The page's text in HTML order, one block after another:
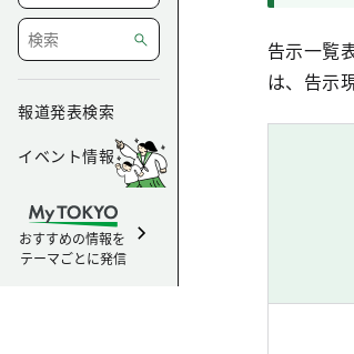
報道発表検索
イベント情報
おすすめの情報を
テーマごとに発信
告示一覧
は、告示